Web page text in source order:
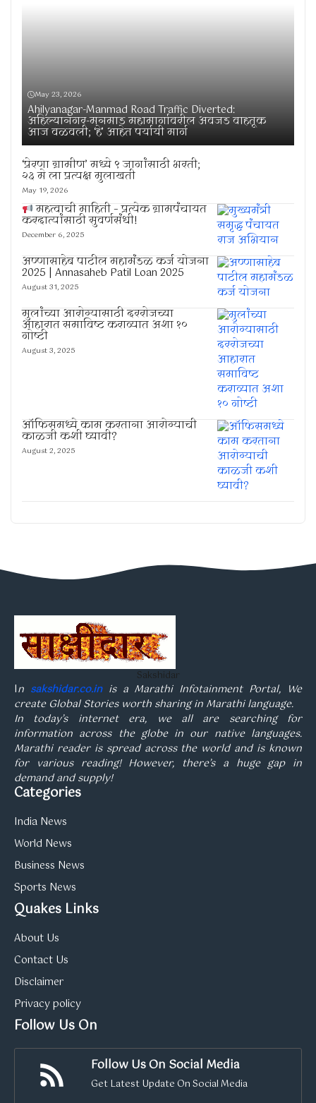
May 23, 2026
Ahilyanagar-Manmad Road Traffic Diverted:
अहिल्यानगर-मनमाड महामार्गावरील अवजड वाहतूक
आज वळवली; ‘हे’ आहेत पर्यायी मार्ग
‘प्रेरणा ग्रामीण’ मध्ये ९ जागांसाठी भरती;
२३ मे ला प्रत्यक्ष मुलाखती
May 19, 2026
महत्वाची माहिती – प्रत्येक ग्रामपंचायत
करदात्यांसाठी सुवर्णसंधी!
December 6, 2025
अण्णासाहेब पाटील महामंडळ कर्ज योजना
2025 | Annasaheb Patil Loan 2025
August 31, 2025
मुलांच्या आरोग्यासाठी दररोजच्या
आहारात समाविष्ट कराव्यात अशा १०
गोष्टी
August 3, 2025
ऑफिसमध्ये काम करताना आरोग्याची
काळजी कशी घ्यावी?
August 2, 2025
Sakshidar
In sakshidar.co.inis a Marathi Infotainment Portal, We
create Global Stories worth sharing in Marathi language.
In today’s internet era, we all are searching for
information across the globe in our native languages.
Marathi reader is spread across the world and is known
for various reading! However, there’s a huge gap in
demand and supply!
Categories
India News
World News
Business News
Sports News
Quakes Links
About Us
Contact Us
Disclaimer
Privacy policy
Follow Us On
Follow Us On Social Media
Get Latest Update On Social Media